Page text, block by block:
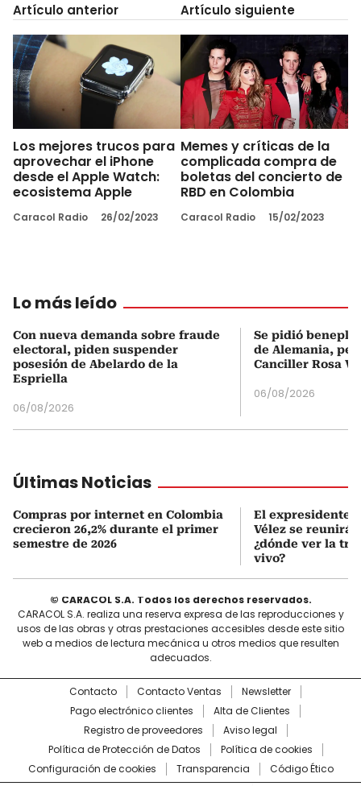
Artículo anterior
Los mejores trucos para
aprovechar el iPhone
desde el Apple Watch:
ecosistema Apple
Caracol Radio 26/02/2023
Artículo siguiente
Memes y críticas de la
complicada compra de
boletas del concierto de
RBD en Colombia
Caracol Radio 15/02/2023
Lo más leído
Con nueva demanda sobre fraude
electoral, piden suspender
posesión de Abelardo de la
Espriella
06/08/2026
Se pidió
de Alemania,
Canciller Rosa
06/08/2026
Últimas Noticias
Compras por internet en Colombia
crecieron 26,2% durante el primer
semestre de 2026
El expresidente
Vélez se reunirá
¿dónde ver la
vivo?
© CARACOL S.A. Todos los derechos reservados.
CARACOL S.A. realiza una reserva expresa de las reproducciones y
usos de las obras y otras prestaciones accesibles desde este sitio
web a medios de lectura mecánica u otros medios que resulten
adecuados.
Contacto Contacto Ventas
Newsletter
Pago electrónico clientes
Alta de Clientes
Registro de proveedores
Aviso legal
Política de Protección de Datos
Política de cookies
Configuración de cookies
Transparencia Código Ético